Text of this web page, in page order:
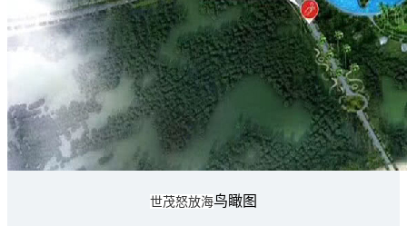
世茂怒放海鸟瞰图